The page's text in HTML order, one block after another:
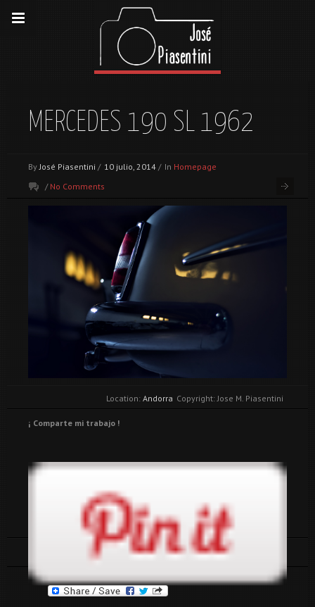
MERCEDES 190 SL 1962
By José Piasentini / 10 julio, 2014 / In Homepage
/ No Comments
Copyright: Jose M. Piasentini
Location: Andorra
¡ Comparte mi trabajo !